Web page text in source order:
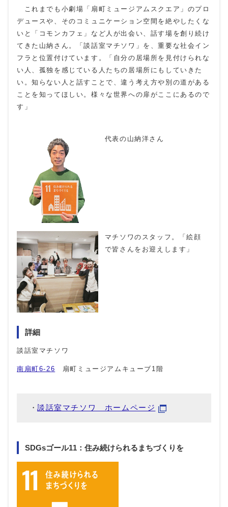
これまでも小劇場「扇町ミュージアムスクエア」のプロ
デュースや、そのコミュニケーション空間を絶やしたくな
いと「コモンカフェ」など人が出会い、話す場を創り続け
てきた山納さん。「談話室マチソワ」を、重要な社会イン
フラと位置付けています。「自分の居場所を見付けられな
い人、孤独を感じている人たちの居場所にもしていきた
い。知らない人と話すことで、違う考え方や別の道がある
ことを知ってほしい。様々な世界への扉がここにあるので
す」
代表の山納洋さん
マチソワのスタッフ。「絵顔
で皆さんをお迎えします」
詳細
談話室マチソワ
南扇町6-26 扇町ミュージアムキューブ1階
談話室マチソワ ホームページ
SDGsゴール11：住み続けられるまちづくりを